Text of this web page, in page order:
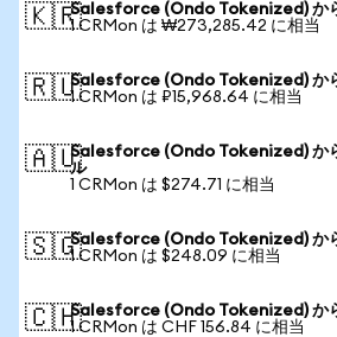
🇰🇷Salesforce (Ondo Tokenized) か
1 CRMon は ₩273,285.42 に相当
🇷🇺Salesforce (Ondo Tokenized) か
1 CRMon は ₽15,968.64 に相当
🇦🇺Salesforce (Ondo Tokenized) か
ル
1 CRMon は $274.71 に相当
🇸🇬Salesforce (Ondo Tokenized) か
1 CRMon は $248.09 に相当
🇨🇭Salesforce (Ondo Tokenized) か
1 CRMon は CHF 156.84 に相当